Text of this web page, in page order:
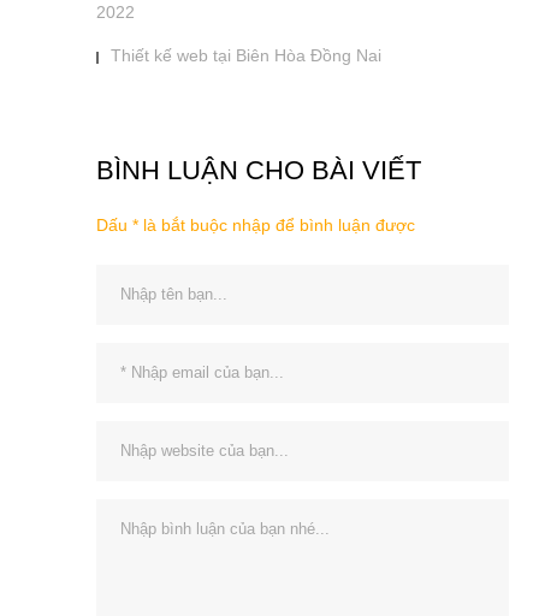
2022
Thiết kế web tại Biên Hòa Đồng Nai
BÌNH LUẬN CHO BÀI VIẾT
Dấu * là bắt buộc nhập để bình luận được